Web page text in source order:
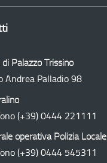
di Palazzo Trissino
Andrea Palladio 98
(+39) 0444 221111
operativa Polizia Locale
(+39) 0444 545311